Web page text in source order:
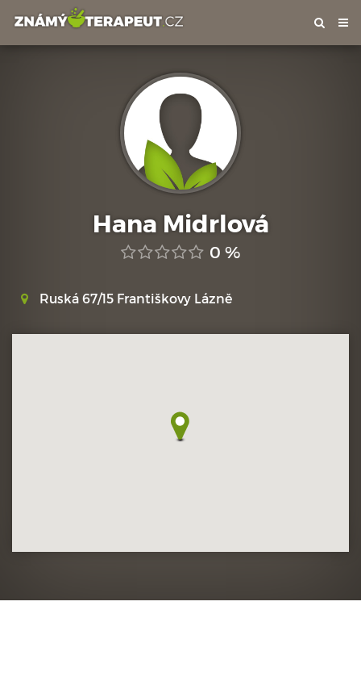
Hana Midrlová
0 %
Ruská 67/15 Františkovy Lázně